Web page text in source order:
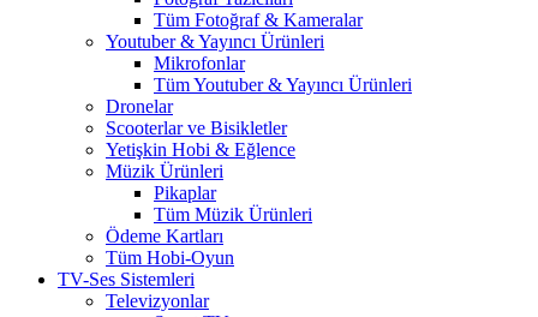
Tüm Fotoğraf & Kameralar
Youtuber & Yayıncı Ürünleri
Mikrofonlar
Tüm Youtuber & Yayıncı Ürünleri
Dronelar
Scooterlar ve Bisikletler
Yetişkin Hobi & Eğlence
Müzik Ürünleri
Pikaplar
Tüm Müzik Ürünleri
Ödeme Kartları
Tüm Hobi-Oyun
TV-Ses Sistemleri
Televizyonlar